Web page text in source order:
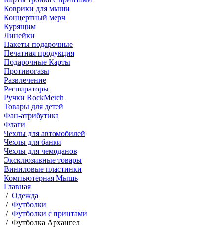
Коврики для мыши
Концертный мерч
Курящим
Линейки
Пакеты подарочные
Печатная продукция
Подарочные Карты
Противогазы
Развлечение
Респираторы
Ручки RockMerch
Товары для детей
Фан-атрибутика
Флаги
Чехлы для автомобилей
Чехлы для банки
Чехлы для чемоданов
Эксклюзивные товары
Виниловые пластинки
Компьютерная Мышь
Главная
/ Одежда
/ Футболки
/ Футболки с принтами
/ Футболка Архангел